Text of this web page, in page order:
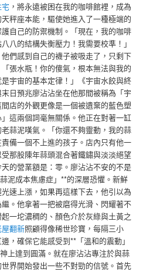
，將永遠被困在我的咖啡館裡，成為
秤座本能，驅使她進入了一種極端的
自己的防禦機制。「現在，我的咖啡
八的結構失衡壓力！我需要校準！」
們感到自己的襪子被吸走了，只剩下
張水瓶！你的傻氣，根本無法與我的
宇宙的基本定律！」《宇宙水餃與終
日預兆廖沾沾坐在他那間被稱為「宇
店的外觀更像是一個被遺棄的藍色塑
這兩個詞毫無關係。他正在對著一缸
蒜泥嘆氣。「你還不夠靈動，我的蒜
備一個不上進的孩子。店內只有他一
那股陳年蒜頭混合著鐵鏽與淡淡絕望
的營業額是：零。廖沾沾不安的不是
泥成本焦慮症」**的深層恐懼。新鮮
速上漲，如果再這樣下去，他引以為
。他拿著一把被磨得光滑、閃耀著不
一坨濃稠的、顏色介於灰綠與土黃之
翻新照顧得像稀世珍寶，每隔三小
，確保它能感受到**「溫和的震動」
上達到圓滿。就在廖沾沾專注於與蒜
界開始發出一些不對勁的信號。首先